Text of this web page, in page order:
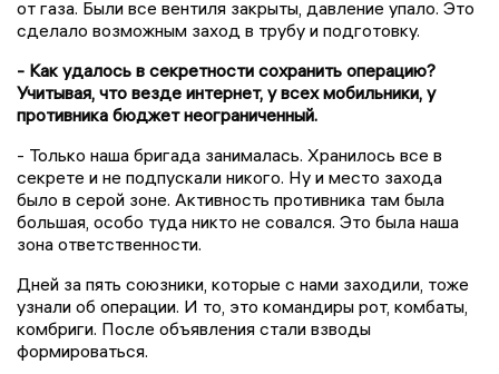
от газа. Были все вентиля закрыты, давление упало. Это
сделало возможным заход в трубу и подготовку.
- Как удалось в секретности сохранить операцию?
Учитывая, что везде интернет, у всех мобильники, у
противника бюджет неограниченный.
- Только наша бригада занималась. Хранилось все в
секрете и не подпускали никого. Ну и место захода
было в серой зоне. Активность противника там была
большая, особо туда никто не совался. Это была наша
зона ответственности.
Дней за пять союзники, которые с нами заходили, тоже
узнали об операции. И то, это командиры рот, комбаты,
комбриги. После объявления стали взводы
формироваться.